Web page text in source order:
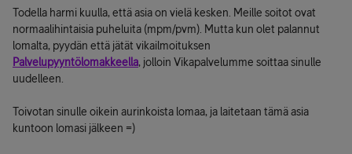
Todella harmi kuulla, että asia on vielä kesken. Meille soitot ovat
normaalihintaisia puheluita (mpm/pvm). Mutta kun olet palannut
lomalta, pyydän että jätät vikailmoituksen
Palvelupyyntölomakkeella, jolloin Vikapalvelumme soittaa sinulle
uudelleen.
Toivotan sinulle oikein aurinkoista lomaa, ja laitetaan tämä asia
kuntoon lomasi jälkeen =)